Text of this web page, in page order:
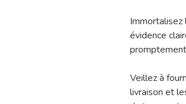
évidence
Veillez à
livraison et